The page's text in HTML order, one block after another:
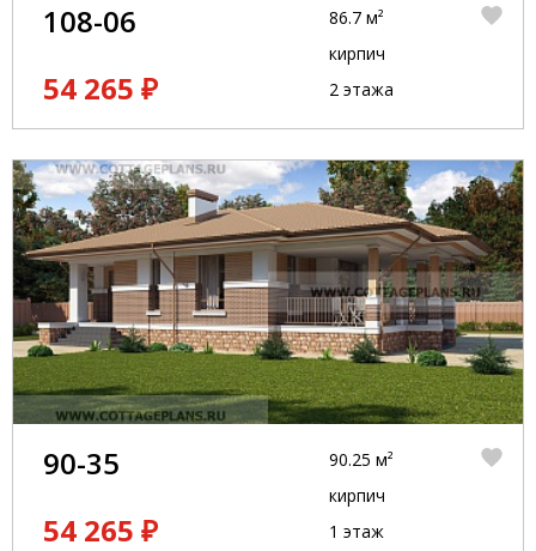
108-06
54 265 ₽
86.7 м²
кирпич
2 этажа
90-35
54 265 ₽
90.25 м²
кирпич
1 этаж